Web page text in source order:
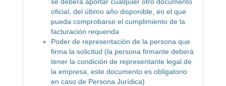
oficial, del último año disponible, en el que
pueda comprobarse el cumplimiento de la
facturación requerida
Poder de representación de la persona que
firma la solicitud (la persona firmante deberá
tener la condición de representante legal de
la empresa, este documento es obligatorio
en caso de Persona Jurídica)